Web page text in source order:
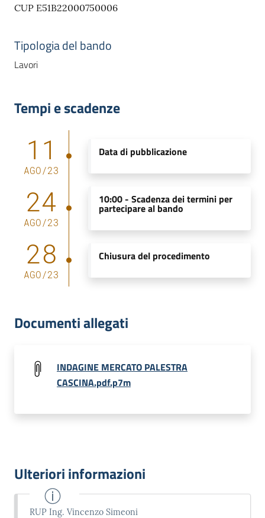
CUP E51B22000750006
Tipologia del bando
Lavori
Tempi e scadenze
11
AGO/23
Data di pubblicazione
24
AGO/23
10:00 - Scadenza dei termini per
partecipare al bando
28
AGO/23
Chiusura del procedimento
Documenti allegati
INDAGINE MERCATO PALESTRA
CASCINA.pdf.p7m
Ulteriori informazioni
RUP Ing. Vincenzo Simeoni